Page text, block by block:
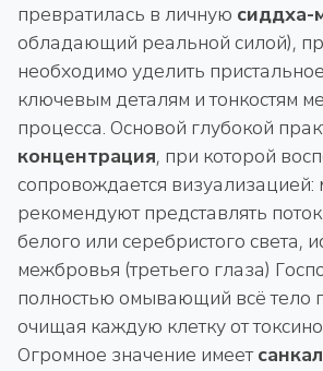
превратилась в личную сиддха-
обладающий реальной силой),
необходимо уделить
ключевым деталям и тонкостям
процесса. Основой глубокой
концентрация, при которой
сопровождается визуализацией:
рекомендуют представлять
белого или серебристого света,
межбровья (третьего глаза)
полностью омывающий всё тело
очищая каждую клетку от
Огромное значение имеет